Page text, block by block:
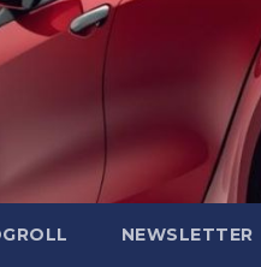
NEWSLETTER